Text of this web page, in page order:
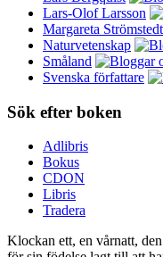
Lars-Olof Larsson
Margareta Strömstedt
Naturvetenskap
Småland
Svenska författare
Sök efter boken
Adlibris
Bokus
CDON
Libris
Tradera
Klockan ett, en vårnatt,